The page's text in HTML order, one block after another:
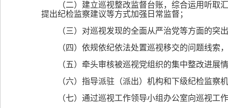
（二）建立巡视整改监督台账，综合运用听
提出纪检监察建议等方式加强日常监督；
（三）对巡视发现的全面从严治党等方面的突
（四）依规依纪依法处置巡视移交的问题线
（五）牵头审核被巡视党组织的集中整改进展
（六）指导派驻（派出）机构和下级纪检监察
（七）通过巡视工作领导小组办公室向巡视工